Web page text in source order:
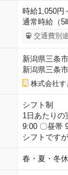
時給1,050円
通常時給（5
交通費別
新潟県三条市
新潟県三条
株式会社す
シフト制
1日あたりの
9:00 〇昼帯
シフトです
春・夏・冬